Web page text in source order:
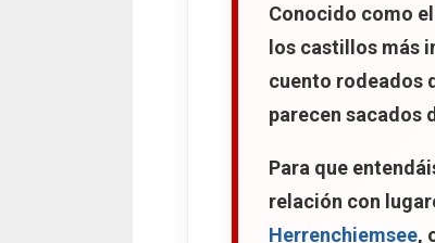
El
Conocido como el
los castillos más
cuento rodeados
parecen sacados
Para que
relación con
Herrenchiemsee,